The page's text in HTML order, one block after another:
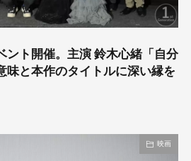
ント開催。主演 鈴木心緒「自分
味と本作のタイトルに深い縁を
映画